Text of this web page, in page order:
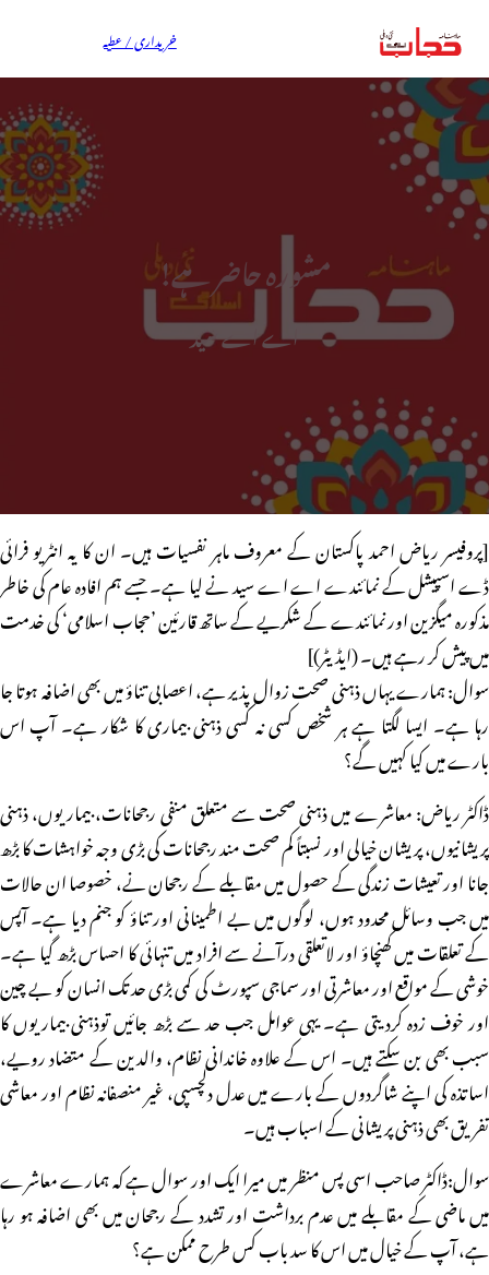
خریداری / عطیہ
مشورہ حاضر ہے!
اے اے سید
[پروفیسر ریاض احمد پاکستان کے معروف ماہر نفسیات ہیں۔ ان کا یہ انٹریو فرائی
ڈے اسپیشل کے نمائندے اے اے سید نے لیا ہے۔ جسے ہم افادہ عام کی خاطر
مذکورہ میگزین اور نمائندے کے شکریے کے ساتھ قارئین ’حجاب اسلامی‘ کی خدمت
میں پیش کر رہے ہیں۔ (ایڈیٹر)]
سوال: ہمارے یہاں ذہنی صحت زوال پذیر ہے، اعصابی تناؤ میں بھی اضافہ ہوتا جا
رہا ہے۔ ایسا لگتا ہے ہر شخص کسی نہ کسی ذہنی بیماری کا شکار ہے۔ آپ اس
بارے میں کیا کہیں گے؟
ڈاکٹر ریاض: معاشرے میں ذہنی صحت سے متعلق منفی رجحانات، بیماریوں، ذہنی
پریشانیوں، پریشان خیالی اور نسبتاً کم صحت مند رجحانات کی بڑی وجہ خواہشات کا بڑھ
جانا اور تعیشات زندگی کے حصول میں مقابلے کے رجحان نے، خصوصا ان حالات
میں جب وسائل محدود ہوں، لوگوں میں بے اطمینانی اور تناؤ کو جنم دیا ہے۔ آپس
کے تعلقات میں کھنچاؤ اور لاتعلقی درآنے سے افراد میں تنہائی کا احساس بڑھ گیا ہے۔
خوشی کے مواقع اور معاشرتی اور سماجی سپورٹ کی کمی بڑی حد تک انسان کو بے چین
اور خوف زدہ کردیتی ہے۔ یہی عوامل جب حد سے بڑھ جائیں توذہنی بیماریوں کا
سبب بھی بن سکتے ہیں۔ اس کے علاوہ خاندانی نظام، والدین کے متضاد رویے،
اساتذہ کی اپنے شاگردوں کے بارے میں عدل دلچسپی، غیر منصفانہ نظام اور معاشی
تفریق بھی ذہنی پریشانی کے اسباب ہیں۔
سوال:ڈاکٹر صاحب اسی پس منظر میں میرا ایک اور سوال ہے کہ ہمارے معاشرے
میں ماضی کے مقابلے میں عدم برداشت اور تشدد کے رجحان میں بھی اضافہ ہو رہا
ہے، آپ کے خیال میں اس کا سد باب کس طرح ممکن ہے؟